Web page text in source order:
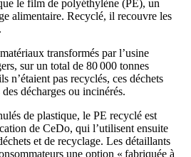
le film de polyéthylène (PE), un
alimentaire. Recyclé, il recouvre les
transformés par l’usine
sur un total de 80 000 tonnes
n’étaient pas recyclés, ces déchets
décharges ou incinérés.
de plastique, le PE recyclé est
de CeDo, qui l’utilisent ensuite
et de recyclage. Les détaillants
une option « fabriquée à